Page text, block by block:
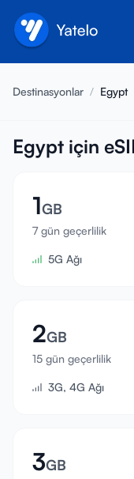
Hakkında
Arkadaş davet et
Ortak ol
Yardım Merkezi
Destek
Cihaz Uyumluluğu
Giriş Yap
Destinasyonlar / Egypt
Egypt için
1GB
7 gün geçerlilik
5G Ağı
2GB
15 gün geçerlilik
3G, 4G Ağı
3GB